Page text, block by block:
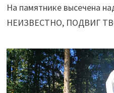
На памятнике высечена
НЕИЗВЕСТНО, ПОДВИГ